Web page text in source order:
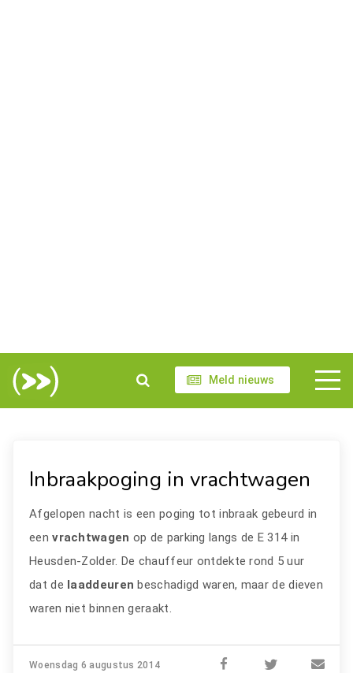
Meld nieuws
Inbraakpoging in vrachtwagen
Afgelopen nacht is een poging tot inbraak gebeurd in
eenvrachtwagen op de parking langs de E 314 in
Heusden-Zolder. De chauffeur ontdekte rond 5 uur
dat de laaddeurenbeschadigd waren, maar de dieven
waren niet binnen geraakt.
Woensdag 6 augustus 2014